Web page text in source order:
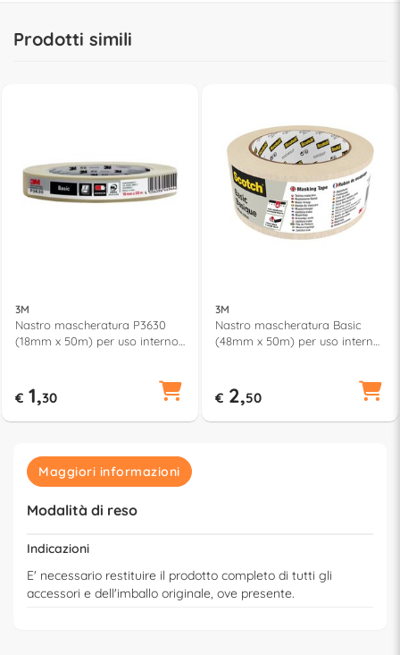
Prodotti simili
3M
Nastro mascheratura P3630
(18mm x 50m) per uso interno
€ 1,30
3M
Nastro mascheratura Basic
(48mm x 50m) per uso interno
€ 2,50
Maggiori informazioni
Modalità di reso
Indicazioni
E' necessario restituire il prodotto completo di tutti gli
accessori e dell'imballo originale, ove presente.